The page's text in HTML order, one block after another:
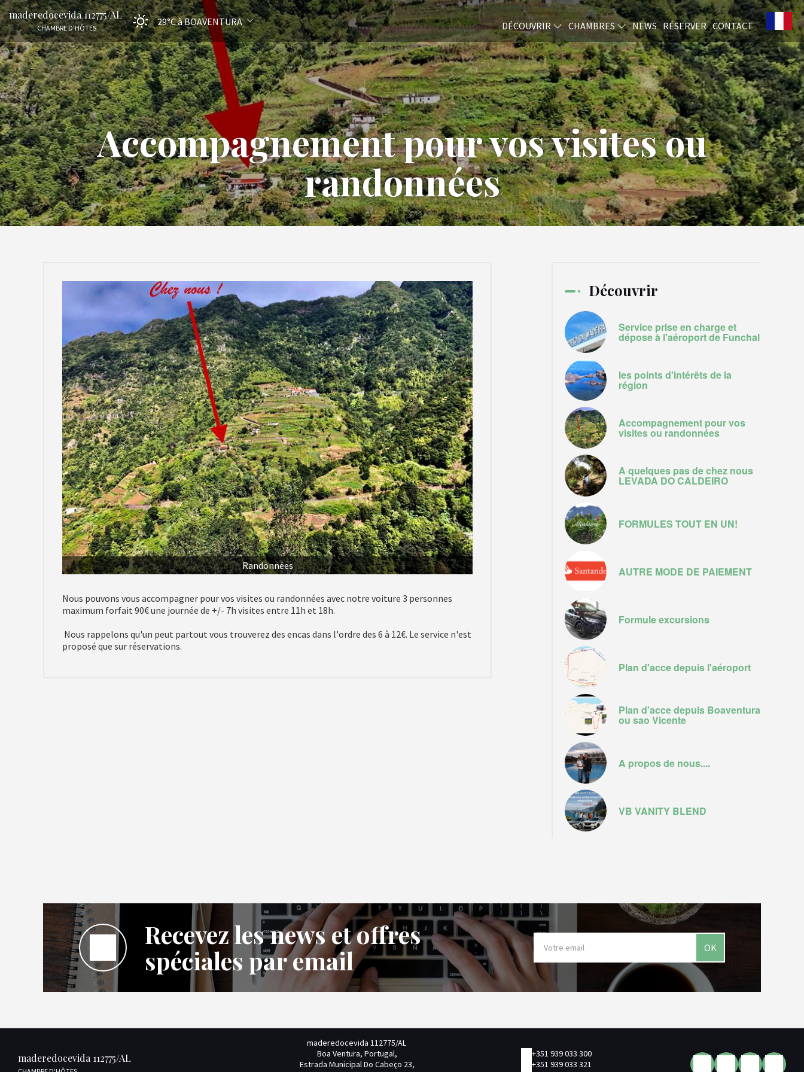
maderedocevida 112775/AL
CHAMBRE D'HÔTES
29°Cà BOAVENTURA DÉCOUVRIR CHAMBRES NEWS RÉSERVER CONTACT
Accompagnement pour vos visites ou
randonnées
Randonnées
Nous pouvons vous accompagner pour vos visites ou randonnées avec notre voiture 3 personnes
maximum forfait 90€ une journée de +/- 7h visites entre 11h et 18h.
Nous rappelons qu'un peut partout vous trouverez des encas dans l'ordre des 6 à 12€. Le service n'est
proposé que sur réservations.
Découvrir
Service prise en charge et
dépose à l'aéroport de Funchal
les points d'intérêts de la
région
Accompagnement pour vos
visites ou randonnées
A quelques pas de chez nous
LEVADA DO CALDEIRO
FORMULES TOUT EN UN!
AUTRE MODE DE PAIEMENT
Formule excursions
Plan d'acce depuis l'aéroport
Plan d'acce depuis Boaventura
ou sao Vicente
A propos de nous....
VB VANITY BLEND
Recevez les news et offres
spéciales par email
OK
maderedocevida 112775/AL
maderedocevida 112775/AL
Boa Ventura, Portugal,
Estrada Municipal Do Cabeço 23,
+351 939 033 300
+351 939 033 321